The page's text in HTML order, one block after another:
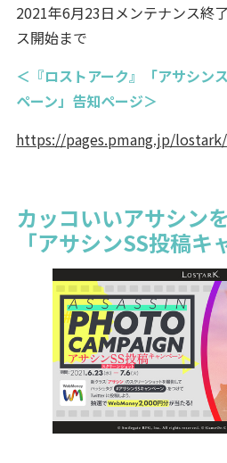
2021年6月23日メンテナンス終
ス開始まで
＜『ロストアーク』「アサシン
ペーン」告知ページ＞
https://pages.pmang.jp/
カッコいいアサシン
「アサシンSS投稿キ